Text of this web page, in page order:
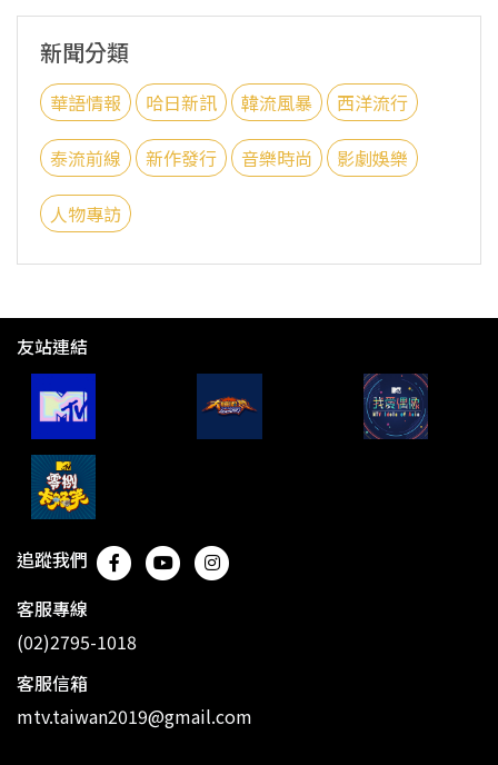
新聞分類
華語情報 哈日新訊 韓流風暴 西洋流行
泰流前線 新作發行 音樂時尚 影劇娛樂
人物專訪
友站連結
追蹤我們
客服專線
(02)2795-1018
客服信箱
mtv.taiwan2019@gmail.com